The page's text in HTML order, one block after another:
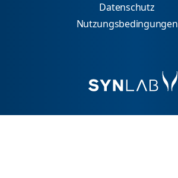
Datenschutz
Nutzungsbedingungen